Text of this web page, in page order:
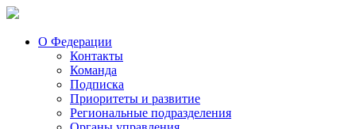
О Федерации
Контакты
Команда
Подписка
Приоритеты и развитие
Региональные подразделения